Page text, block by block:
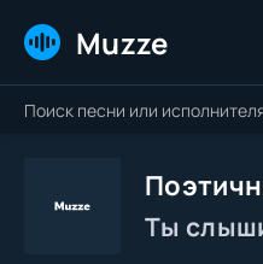
Muzze
Ты